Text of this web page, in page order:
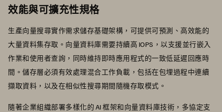
效能與可擴充性規格
生產向量搜尋實作需求儲存基礎架構，可提供可預測、高效能的
大量資料集存取。向量資料庫需要持續高 IOPS，以支援並行嵌入
作業和使用者查詢，同時維持即時應用程式的一致低延遲回應時
間。儲存層必須有效處理混合工作負載，包括在包埋過程中連續
擷取資料，以及在相似性搜尋期間隨機存取模式。
隨著企業組織部署多樣化的 AI 框架和向量資料庫技術，多協定支